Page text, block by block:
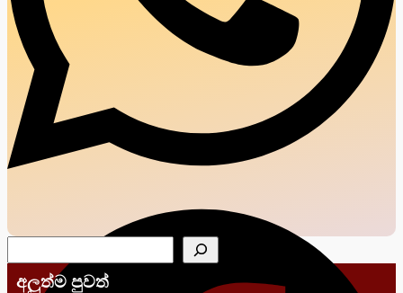
අලුත්ම පුවත්